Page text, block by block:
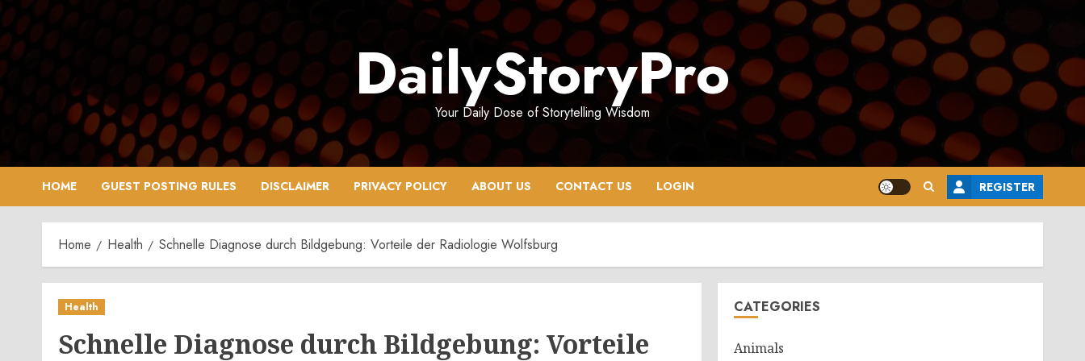
Skip
to
content
DailyStoryPro
Your Daily Dose of Storytelling Wisdom
HOME GUEST POSTING RULES DISCLAIMER PRIVACY POLICY ABOUT US CONTACT US LOGIN REGISTER
Home Health Schnelle Diagnose durch Bildgebung: Vorteile der Radiologie Wolfsburg
Health
Schnelle Diagnose durch Bildgebung: Vorteile
CATEGORIES
Animals